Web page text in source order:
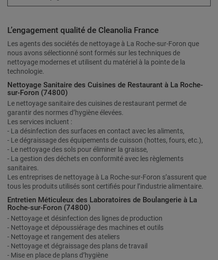
L’engagement qualité de Cleanolia France
Les agents des sociétés de nettoyage à La Roche-sur-Foron que
nous avons sélectionné sont formés sur les techniques de
nettoyage modernes et utilisent du matériel à la pointe de la
technologie.
Nettoyage Sanitaire des Cuisines de Restaurant à La Roche-
sur-Foron (74800)
Le nettoyage sanitaire des cuisines de restaurant permet de
garantir des normes d’hygiène élevées.
Les services incluent :
- La désinfection des surfaces en contact avec les aliments,
- Le dégraissage des équipements de cuisson (hottes, fours, etc.),
- Le nettoyage des sols pour éliminer la graisse,
- La gestion des déchets en conformité avec les règlements
sanitaires.
Les entreprises de nettoyage à La Roche-sur-Foron s’assurent que
tous les produits utilisés sont certifiés pour l’industrie alimentaire.
Entretien Méticuleux des Laboratoires de Boulangerie à La
Roche-sur-Foron (74800)
- Nettoyage et désinfection des lignes de production
- Nettoyage et dépoussiérage des machines et outils
- Nettoyage et rangement des ateliers
- Nettoyage et dégraissage des plans de travail
- Mise en place de plans d’hygiène